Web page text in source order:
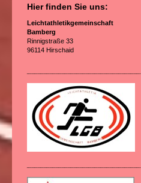
Hier finden Sie uns:
Leichtathletikgemeinschaft
Bamberg
Rinnigstraße 33
96114 Hirschaid